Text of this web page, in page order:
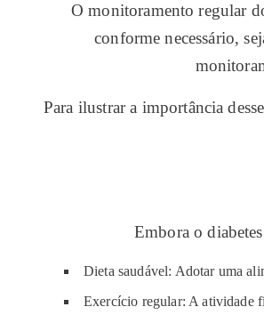
O monitoramento regular
conforme necessário,
Para ilustrar a importância
Embora o
Dieta saudável: Adotar uma
Exercício regular: A atividade